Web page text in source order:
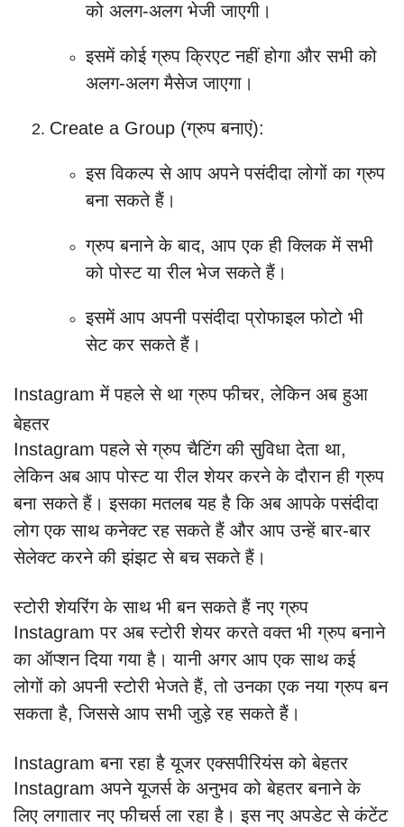
को अलग-अलग भेजी जाएगी।
इसमें कोई ग्रुप क्रिएट नहीं होगा और सभी को
अलग-अलग मैसेज जाएगा।
Create a Group (ग्रुप बनाएं):
इस विकल्प से आप अपने पसंदीदा लोगों का ग्रुप
बना सकते हैं।
ग्रुप बनाने के बाद, आप एक ही क्लिक में सभी
को पोस्ट या रील भेज सकते हैं।
इसमें आप अपनी पसंदीदा प्रोफाइल फोटो भी
सेट कर सकते हैं।
Instagram में पहले से था ग्रुप फीचर, लेकिन अब हुआ
बेहतर
Instagram पहले से ग्रुप चैटिंग की सुविधा देता था,
लेकिन अब आप पोस्ट या रील शेयर करने के दौरान ही ग्रुप
बना सकते हैं। इसका मतलब यह है कि अब आपके पसंदीदा
लोग एक साथ कनेक्ट रह सकते हैं और आप उन्हें बार-बार
सेलेक्ट करने की झंझट से बच सकते हैं।
स्टोरी शेयरिंग के साथ भी बन सकते हैं नए ग्रुप
Instagram पर अब स्टोरी शेयर करते वक्त भी ग्रुप बनाने
का ऑप्शन दिया गया है। यानी अगर आप एक साथ कई
लोगों को अपनी स्टोरी भेजते हैं, तो उनका एक नया ग्रुप बन
सकता है, जिससे आप सभी जुड़े रह सकते हैं।
Instagram बना रहा है यूजर एक्सपीरियंस को बेहतर
Instagram अपने यूजर्स के अनुभव को बेहतर बनाने के
लिए लगातार नए फीचर्स ला रहा है। इस नए अपडेट से कंटेंट